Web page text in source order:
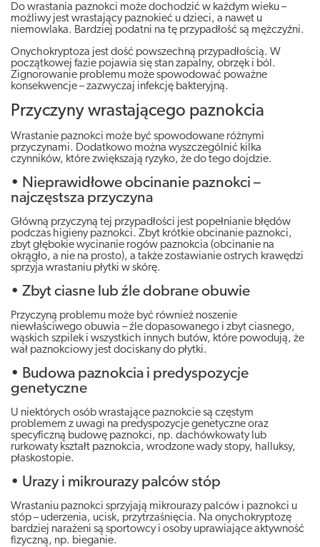
Do wrastania paznokci może dochodzić w każdym wieku –
możliwy jest wrastający paznokieć u dzieci, a nawet u
niemowlaka. Bardziej podatni na tę przypadłość są mężczyźni.
Onychokryptoza jest dość powszechną przypadłością. W
początkowej fazie pojawia się stan zapalny, obrzęk i ból.
Zignorowanie problemu może spowodować poważne
konsekwencje – zazwyczaj infekcję bakteryjną.
Przyczyny wrastającego paznokcia
Wrastanie paznokci może być spowodowane różnymi
przyczynami. Dodatkowo można wyszczególnić kilka
czynników, które zwiększają ryzyko, że do tego dojdzie.
• Nieprawidłowe obcinanie paznokci –
najczęstsza przyczyna
Główną przyczyną tej przypadłości jest popełnianie błędów
podczas higieny paznokci. Zbyt krótkie obcinanie paznokci,
zbyt głębokie wycinanie rogów paznokcia (obcinanie na
okrągło, a nie na prosto), a także zostawianie ostrych krawędzi
sprzyja wrastaniu płytki w skórę.
• Zbyt ciasne lub źle dobrane obuwie
Przyczyną problemu może być również noszenie
niewłaściwego obuwia – źle dopasowanego i zbyt ciasnego,
wąskich szpilek i wszystkich innych butów, które powodują, że
wał paznokciowy jest dociskany do płytki.
• Budowa paznokcia i predyspozycje
genetyczne
U niektórych osób wrastające paznokcie są częstym
problemem z uwagi na predyspozycje genetyczne oraz
specyficzną budowę paznokci, np. dachówkowaty lub
rurkowaty kształt paznokcia, wrodzone wady stopy, halluksy,
płaskostopie.
• Urazy i mikrourazy palców stóp
Wrastaniu paznokci sprzyjają mikrourazy palców i paznokci u
stóp – uderzenia, ucisk, przytrzaśnięcia. Na onychokryptozę
bardziej narażeni są sportowcy i osoby uprawiające aktywność
fizyczną, np. bieganie.